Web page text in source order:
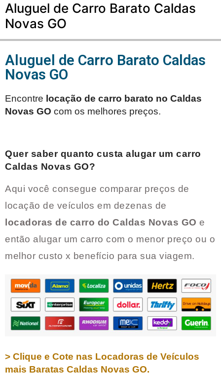
Aluguel de Carro Barato Caldas
Novas GO
Aluguel de Carro Barato Caldas
Novas GO
Encontre locação de carro barato no Caldas
Novas GO com os melhores preços.
Quer saber quanto custa alugar um carro
Caldas Novas GO?
Aqui você consegue comparar preços de
locação de veículos em dezenas de
locadoras de carro do Caldas Novas GO e
então alugar um carro com o menor preço ou o
melhor custo x benefício para sua viagem.
> Clique e Cote nas Locadoras de Veículos
mais Baratas Caldas Novas GO.